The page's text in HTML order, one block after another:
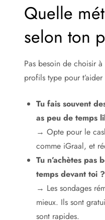
Quelle
selon ton
Pas besoin de choisir
profils type pour t’aider
Tu fais souvent
as peu de temps
→ Opte pour le
comme iGraal, et
Tu n’achètes pas
temps devant toi ?
→ Les sondages
mieux. Ils sont
sont rapides.